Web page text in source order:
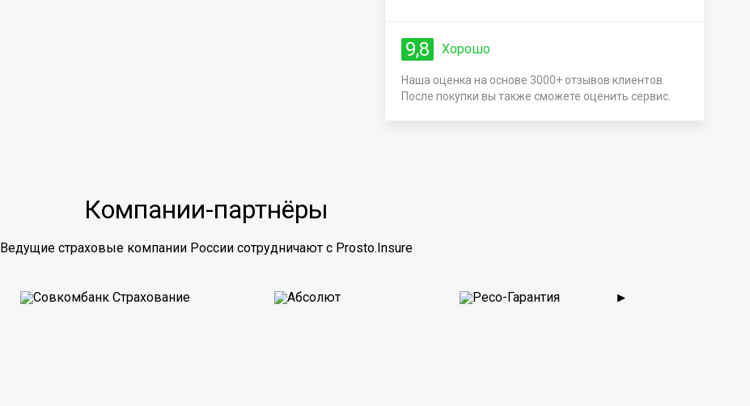
9,8 Хорошо
Наша оценка на основе 3000+ отзывов клиентов.
После покупки вы также сможете оценить сервис.
Компании-партнёры
Ведущие страховые компании России сотрудничают с Prosto.Insure
▶